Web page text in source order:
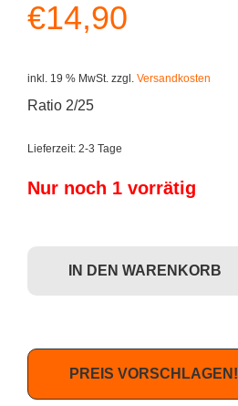
€14,90
inkl. 19 % MwSt. zzgl. Versandkosten
Ratio 2/25
Lieferzeit: 2-3 Tage
Nur noch 1 vorrätig
IN DEN WARENKORB
PREIS VORSCHLAGEN!